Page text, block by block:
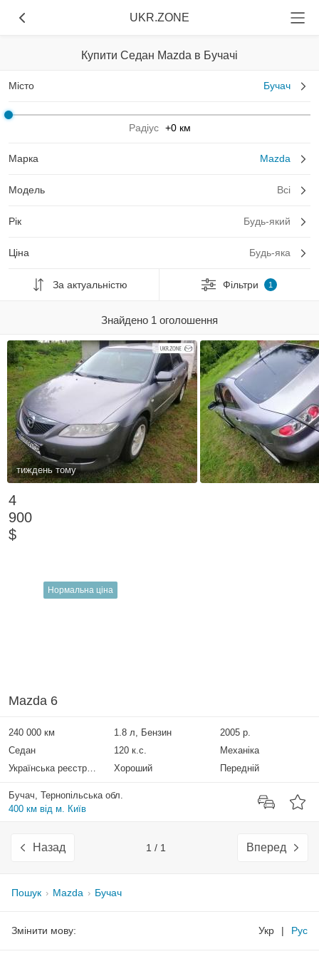
UKR.ZONE
Купити Седан Mazda в Бучачі
Місто Бучач
Радіус +0 км
Марка Mazda
Модель Всі
Рік Будь-який
Ціна Будь-яка
За актуальністю Фільтри 1
Знайдено 1 оголошення
тиждень тому
4
900
$
Нормальна ціна
Mazda 6
240 000 км 1.8 л, Бензин
2005 р.
Седан
120 к.с.
Механіка
Українська реєстрація
Хороший Передній
Бучач, Тернопільська обл.
400 км від м. Київ
Назад 1 / 1 Вперед
Пошук Mazda Бучач
Змінити мову: Укр | Рус